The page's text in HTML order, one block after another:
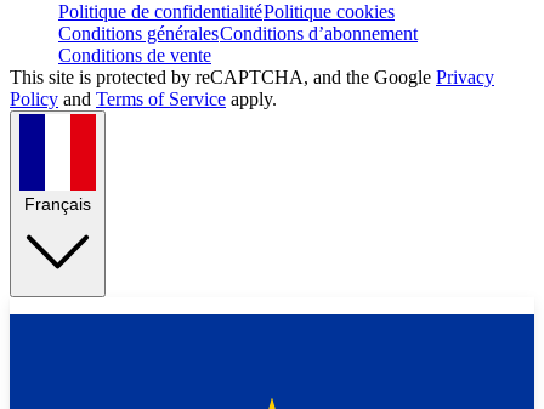
Politique de confidentialitéPolitique cookies
Conditions généralesConditions d’abonnement
Conditions de vente
This site is protected by reCAPTCHA, and the Google Privacy
Policy and Terms of Service apply.
Français